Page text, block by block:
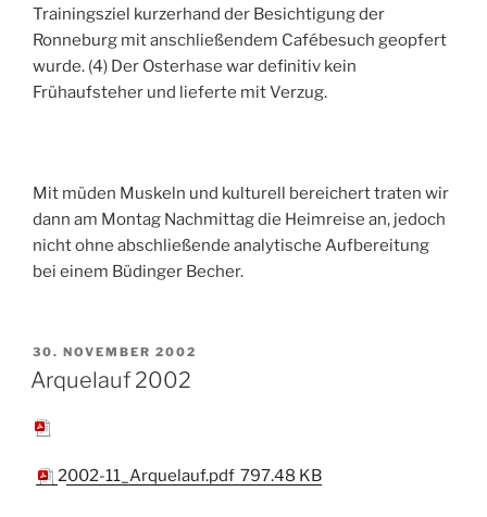
Trainingsziel kurzerhand der Besichtigung der
Ronneburg mit anschließendem Cafébesuch geopfert
wurde. (4) Der Osterhase war definitiv kein
Frühaufsteher und lieferte mit Verzug.
Mit müden Muskeln und kulturell bereichert traten wir
dann am Montag Nachmittag die Heimreise an, jedoch
nicht ohne abschließende analytische Aufbereitung
bei einem Büdinger Becher.
VERÖFFENTLICHT
AM
30. NOVEMBER 2002
Arquelauf 2002
2002-11_Arquelauf.pdf 797.48 KB